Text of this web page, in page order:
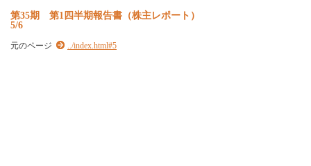
第35期 第1四半期報告書（株主レポート）
5/6
元のページ ../index.html#5